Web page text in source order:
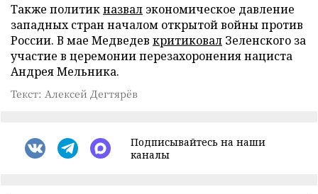
Также политикназвал экономическое давление
западных стран началом открытой войны против
России. В мае Медведев критиковал Зеленского за
участие в церемонии перезахоронения нациста
Андрея Мельника.
Текст: Алексей Дегтярёв
Подписывайтесь на наши
каналы